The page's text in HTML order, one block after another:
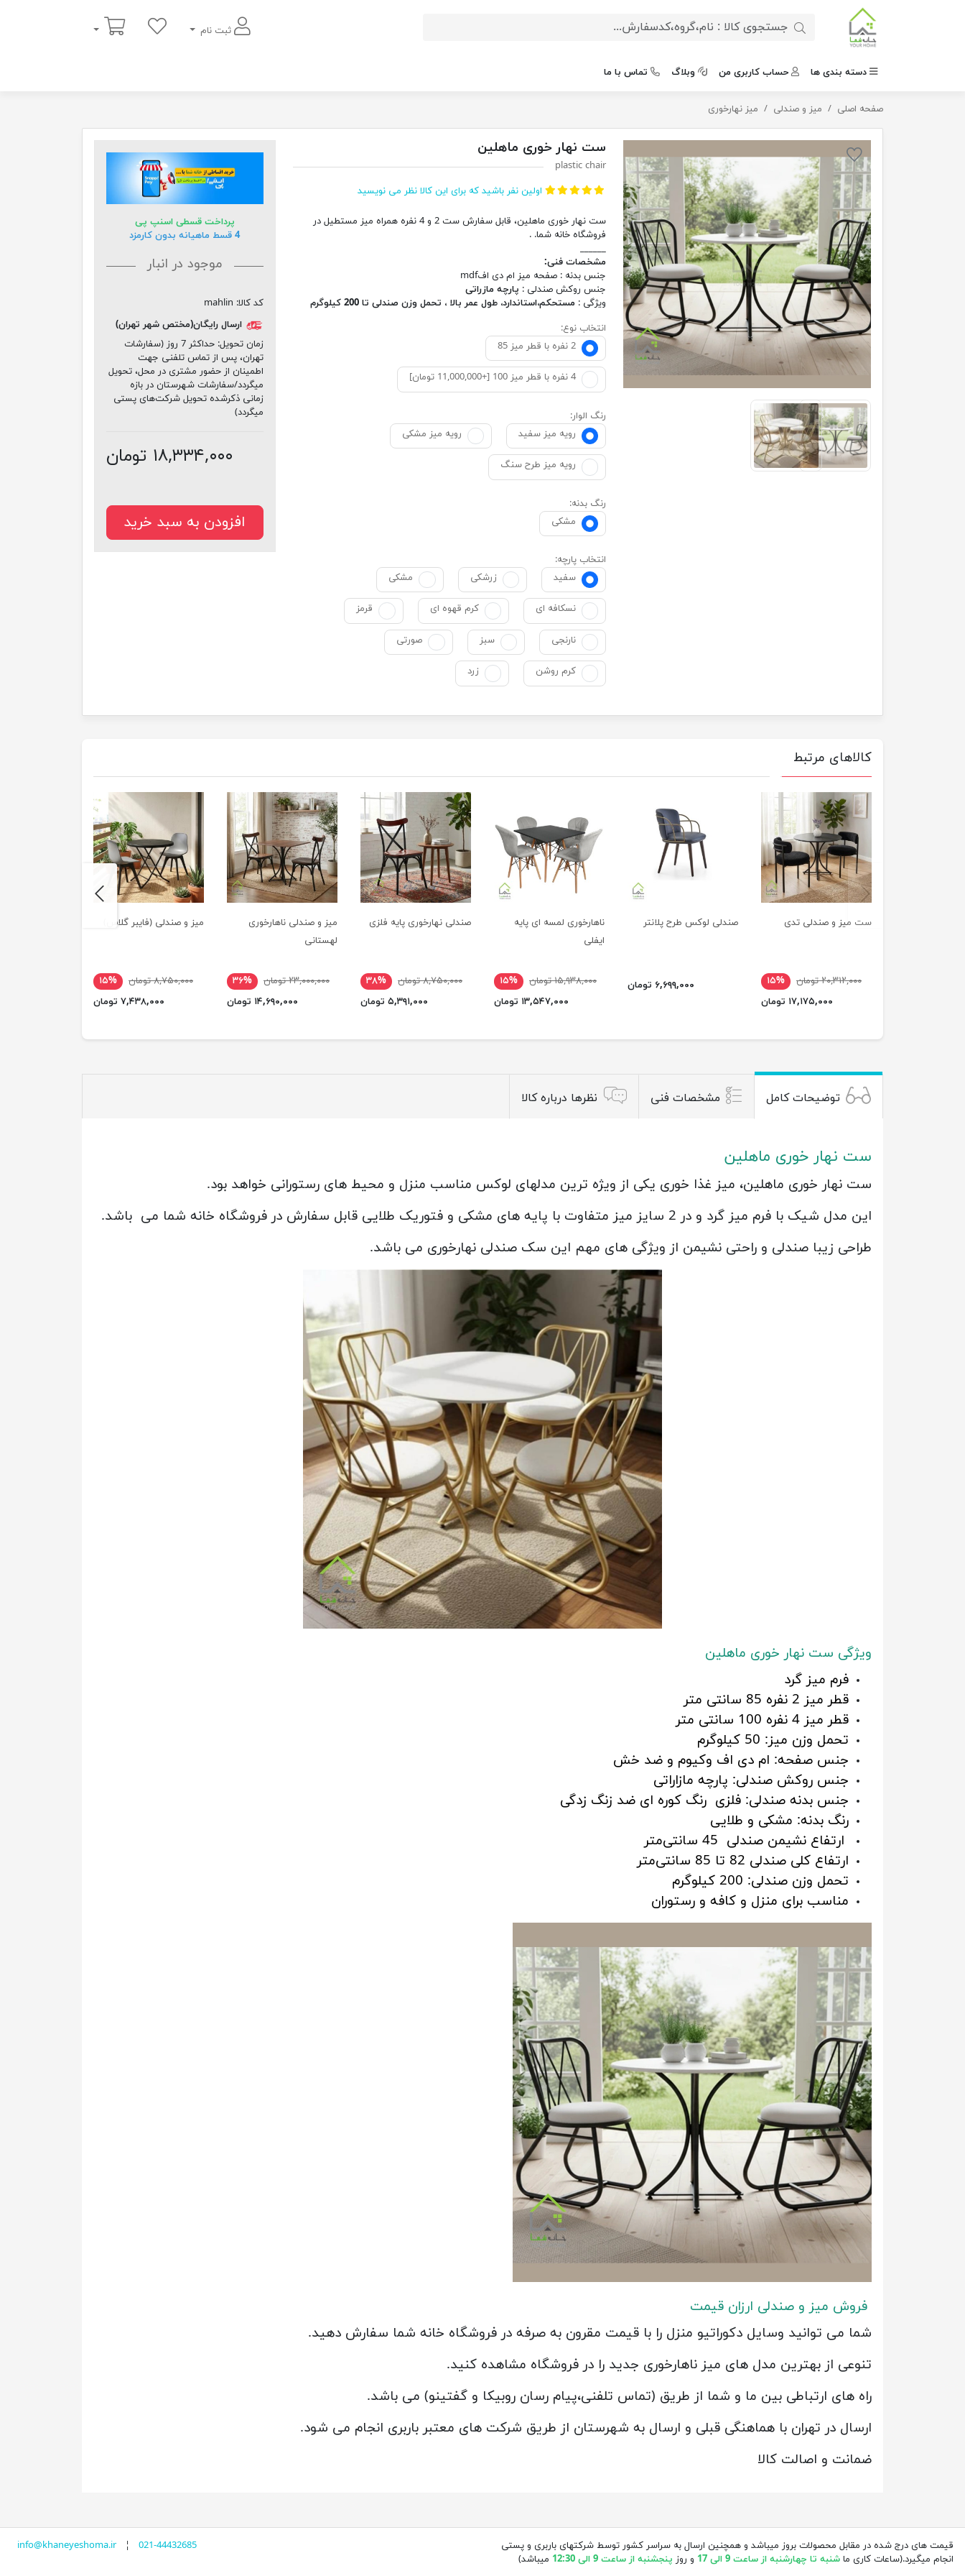
ثبت نام
سبد خرید
دسته بندی ها حساب کاربری من وبلاگ تماس با ما
صفحه اصلی میز و صندلی میز نهارخوری ست نهار خوری ماهلین
ست نهار خوری ماهلین
plastic chair
اولین نفر باشید که برای این کالا نظر می نویسید
ست نهار خوری ماهلین، قابل سفارش ست 2 و 4 نفره همراه میز مستطیل در
فروشگاه خانه شما. .
______
مشخصات فنی:
جنس بدنه : صفحه میز ام دی افmdf
جنس روکش صندلی : پارچه مازراتی
ویژگی : مستحکم،استاندارد، طول عمر بالا ، تحمل وزن صندلی تا 200 کیلوگرم
انتخاب نوع:
2 نفره با قطر میز 85
4 نفره با قطر میز 100 [+11,000,000 تومان]
رنگ الوار:
رویه میز سفید
رویه میز مشکی
رویه میز طرح سنگ
رنگ بدنه:
مشکی
انتخاب پارچه:
سفید
زرشکی مشکی
نسکافه ای کرم قهوه ای قرمز
نارنجی سبز صورتی
کرم روشن زرد
پرداخت قسطی اسنپ پی
4 قسط ماهیانه بدون کارمزد
موجود در انبار
کد کالا: mahlin
ارسال رایگان(مختص شهر تهران)
زمان تحویل:
حداکثر 7 روز (سفارشات
تهران، پس از تماس تلفنی جهت
اطمینان از حضور مشتری در محل، تحویل
میگردد/سفارشات شهرستان در بازه
زمانی ذکرشده تحویل شرکت‌های پستی
میگردد)
۱۸,۳۳۴,۰۰۰ تومان
افزودن به سبد خرید
کالاهای مرتبط
ست میز و صندلی تدی
۲۰,۳۱۲,۰۰۰ تومان
۱۵%
۱۷,۱۷۵,۰۰۰ تومان
صندلی لوکس طرح پلانتر
۶,۶۹۹,۰۰۰ تومان
ناهارخوری لمسه ای پایه
ایفلی
۱۵,۹۳۸,۰۰۰ تومان
۱۵%
۱۳,۵۴۷,۰۰۰ تومان
صندلی نهارخوری پایه فلزی
۸,۷۵۰,۰۰۰ تومان
۳۸%
۵,۳۹۱,۰۰۰ تومان
میز و صندلی ناهارخوری
لهستانی
۲۳,۰۰۰,۰۰۰ تومان
۳۶%
۱۴,۶۹۰,۰۰۰ تومان
میز و صندلی (فایبر گلاس)
۸,۷۵۰,۰۰۰ تومان
۱۵%
۷,۴۳۸,۰۰۰ تومان
previus
next
توضیحات کامل مشخصات فنی نظرها درباره کالا
ست نهار خوری ماهلین
ست نهار خوری ماهلین، میز غذا خوری یکی از ویژه ترین مدلهای لوکس مناسب منزل و محیط های رستورانی خواهد بود.
این مدل شیک با فرم میز گرد و در 2 سایز میز متفاوت با پایه های مشکی و فتوریک طلایی قابل سفارش در فروشگاه خانه شما می باشد.
طراحی زیبا صندلی و راحتی نشیمن از ویژگی های مهم این سک صندلی نهارخوری می باشد.
ویژگی ست نهار خوری ماهلین
فرم میز گرد
قطر میز 2 نفره 85 سانتی متر
قطر میز 4 نفره 100 سانتی متر
تحمل وزن میز: 50 کیلوگرم
جنس صفحه: ام دی اف وکیوم و ضد خش
جنس روکش صندلی: پارچه مازاراتی
جنس بدنه صندلی: فلزی رنگ کوره ای ضد زنگ زدگی
رنگ بدنه: مشکی و طلایی
ارتفاع نشیمن صندلی 45 سانتی‌متر
ارتفاع کلی صندلی 82 تا 85 سانتی‌متر
تحمل وزن صندلی: 200 کیلوگرم
مناسب برای منزل و کافه و رستوران
فروش میز و صندلی ارزان قیمت
شما می توانید وسایل دکوراتیو منزل را با قیمت مقرون به صرفه در فروشگاه خانه شما سفارش دهید.
تنوعی از بهترین مدل های میز ناهارخوری جدید را در فروشگاه مشاهده کنید.
راه های ارتباطی بین ما و شما از طریق (تماس تلفنی،پیام رسان روبیکا و گفتینو) می باشد.
ارسال در تهران با هماهنگی قبلی و ارسال به شهرستان از طریق شرکت های معتبر باربری انجام می شود.
ضمانت و اصالت کالا
قیمت های درج شده در مقابل محصولات بروز میباشد و همچنین ارسال به سراسر کشور توسط شرکتهای باربری و پستی
انجام میگیرد.(ساعات کاری ما شنبه تا چهارشنبه از ساعت 9 الی 17 و روز پنجشنبه از ساعت 9 الی 12:30 میباشد)
info@khaneyeshoma.ir¦ 021-44432685